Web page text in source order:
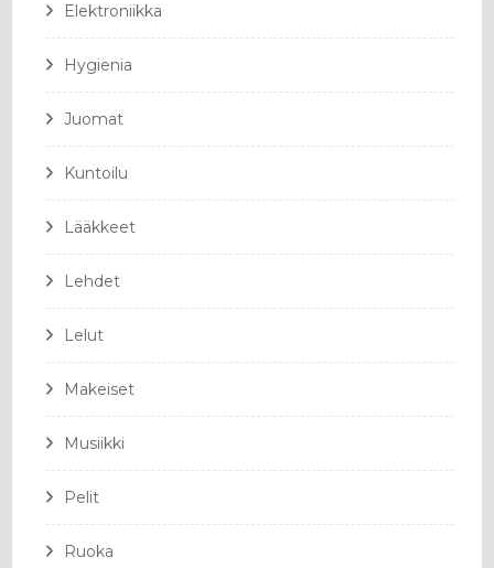
Elektroniikka
Hygienia
Juomat
Kuntoilu
Lääkkeet
Lehdet
Lelut
Makeiset
Musiikki
Pelit
Ruoka